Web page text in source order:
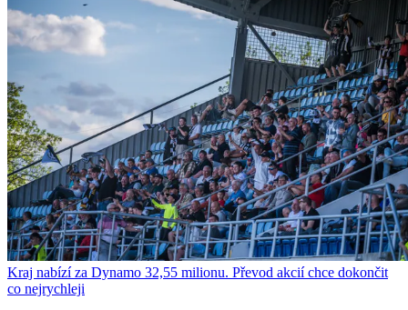
Kraj nabízí za Dynamo 32,55 milionu. Převod akcií chce dokončit
co nejrychleji